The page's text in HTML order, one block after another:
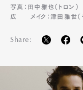
写真：田中雅也（トロン）
広
メイク：津田雅世（
Share: